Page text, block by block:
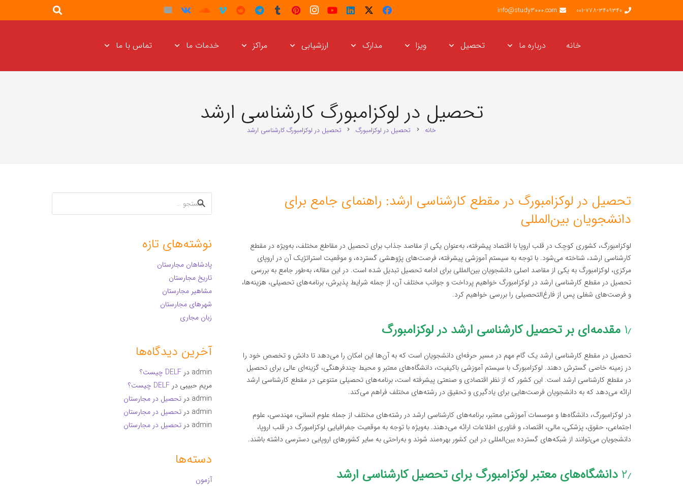
001-778-3409340
info@study3000.com
خانه درباره ما تحصیل ویزا مدارک ارزشیابی مراکز خدمات ما تماس با ما
تحصیل در لوکزامبورگ کارشناسی ارشد
خانه chevron_right تحصیل در لوکزامبورگ chevron_right تحصیل در لوکزامبورگ کارشناسی ارشد
تحصیل در لوکزامبورگ در مقطع کارشناسی ارشد: راهنمای جامع برای
دانشجویان بین‌المللی
لوکزامبورگ، کشوری کوچک در قلب اروپا با اقتصاد پیشرفته، به‌عنوان یکی از مقاصد جذاب برای تحصیل در مقاطع مختلف، به‌ویژه در مقطع
کارشناسی ارشد، شناخته می‌شود. با توجه به سیستم آموزشی پیشرفته، فرصت‌های پژوهشی گسترده، و موقعیت استراتژیک آن در اروپای
مرکزی، لوکزامبورگ به یکی از مقاصد اصلی دانشجویان بین‌المللی برای ادامه تحصیل تبدیل شده است. در این مقاله، به‌طور جامع به بررسی
تحصیل در مقطع کارشناسی ارشد در لوکزامبورگ خواهیم پرداخت و جوانب مختلف آن، از جمله شرایط پذیرش، برنامه‌های تحصیلی، هزینه‌ها،
و فرصت‌های شغلی پس از فارغ‌التحصیلی را بررسی خواهیم کرد.
۱٫ مقدمه‌ای بر تحصیل کارشناسی ارشد در لوکزامبورگ
تحصیل در مقطع کارشناسی ارشد یک گام مهم در مسیر حرفه‌ای دانشجویان است که به آن‌ها این امکان را می‌دهد تا دانش و تخصص خود را
در زمینه خاصی گسترش دهند. لوکزامبورگ با سیستم آموزشی باکیفیت، دانشگاه‌های معتبر و محیط چندفرهنگی، گزینه‌ای عالی برای تحصیل
در مقطع کارشناسی ارشد است. این کشور که از نظر اقتصادی و صنعتی پیشرفته است، برنامه‌های تحصیلی متنوعی در مقطع کارشناسی ارشد
ارائه می‌دهد که به دانشجویان فرصت‌هایی برای یادگیری و تحقیق در رشته‌های مختلف فراهم می‌کند.
در لوکزامبورگ، دانشگاه‌ها و موسسات آموزشی معتبر، برنامه‌های کارشناسی ارشد در رشته‌های مختلف از جمله علوم انسانی، مهندسی، علوم
اجتماعی، حقوق، پزشکی، مالی، اقتصاد، و فناوری اطلاعات ارائه می‌دهند. به‌ویژه با توجه به موقعیت جغرافیایی لوکزامبورگ در قلب اروپا،
دانشجویان می‌توانند از شبکه‌های گسترده بین‌المللی در این کشور بهره‌مند شوند و به‌راحتی به سایر کشورهای اروپایی دسترسی داشته باشند.
۲٫ دانشگاه‌های معتبر لوکزامبورگ برای تحصیل کارشناسی ارشد
جستجو
برای:
نوشته‌های تازه
پادشاهان مجارستان
تاریخ مجارستان
مشاهیر مجارستان
شهرهای مجارستان
زبان مجاری
آخرین دیدگاه‌ها
admin در DELF چیست؟
مریم حبیبی در DELF چیست؟
admin در تحصیل در مجارستان
admin در تحصیل در مجارستان
admin در تحصیل در مجارستان
دسته‌ها
آزمون